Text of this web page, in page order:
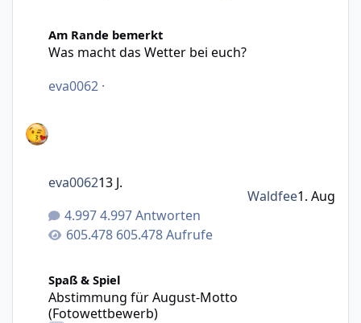
Am Rande bemerkt
Was macht das Wetter bei euch?
eva0062 ·
4.997 Antworten
605.478 Aufrufe
eva006213 J.
Waldfee1. Aug
Spaß & Spiel
Abstimmung für August-Motto
(Fotowettbewerb)